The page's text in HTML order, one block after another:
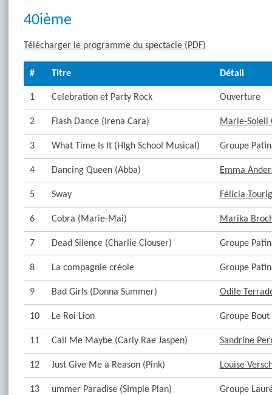
40ième
Télécharger le programme du spectacle (PDF)
# Titre Détail
1 Celebration et Party Rock Ouverture
2 Flash Dance (Irena Cara) Marie-Soleil
3 What Time Is It (HIgh School Musical) Groupe
4 Dancing Queen (Abba) Emma
5 Sway Félicia
6 Cobra (Marie-Mai) Marika
7 Dead Silence (Charlie Clouser) Groupe
8 La compagnie créole Groupe
9 Bad Girls (Donna Summer) Odile
10 Le Roi Lion Groupe Bout
11 Call Me Maybe (Carly Rae Jaspen) Sandrine
12 Just Give Me a Reason (Pink) Louise
13 ummer Paradise (SImple Plan) Groupe